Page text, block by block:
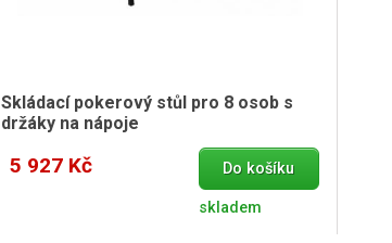
Skládací pokerový stůl pro 8 osob s
držáky na nápoje
5 927 Kč Do košíku
skladem